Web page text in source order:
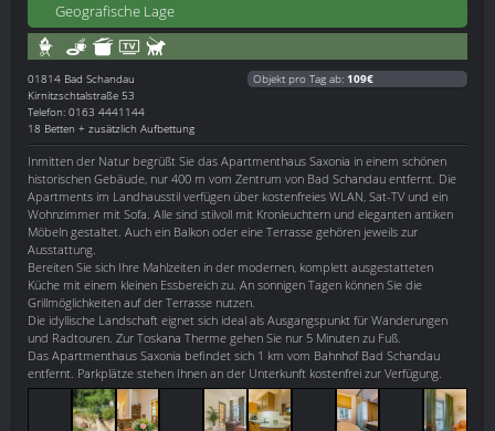
Geografische Lage
01814 Bad Schandau
Kirnitzschtalstraße 53
Telefon: 0163 4441144
18 Betten + zusätzlich Aufbettung
Objekt pro Tag ab: 109€
Inmitten der Natur begrüßt Sie das Apartmenthaus Saxonia in einem schönen
historischen Gebäude, nur 400 m vom Zentrum von Bad Schandau entfernt. Die
Apartments im Landhausstil verfügen über kostenfreies WLAN, Sat-TV und ein
Wohnzimmer mit Sofa. Alle sind stilvoll mit Kronleuchtern und eleganten antiken
Möbeln gestaltet. Auch ein Balkon oder eine Terrasse gehören jeweils zur
Ausstattung.
Bereiten Sie sich Ihre Mahlzeiten in der modernen, komplett ausgestatteten
Küche mit einem kleinen Essbereich zu. An sonnigen Tagen können Sie die
Grillmöglichkeiten auf der Terrasse nutzen.
Die idyllische Landschaft eignet sich ideal als Ausgangspunkt für Wanderungen
und Radtouren. Zur Toskana Therme gehen Sie nur 5 Minuten zu Fuß.
Das Apartmenthaus Saxonia befindet sich 1 km vom Bahnhof Bad Schandau
entfernt. Parkplätze stehen Ihnen an der Unterkunft kostenfrei zur Verfügung.